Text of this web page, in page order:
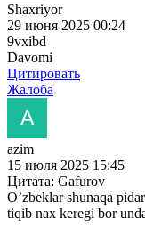
Shaxriyor
29 июня 2025 00:24
9vxibd
Davomi
Цитировать
Жалоба
azim
15 июля 2025 15:45
Цитата: Gafurov
O’zbeklar shunaqa
tiqib nax keregi bor